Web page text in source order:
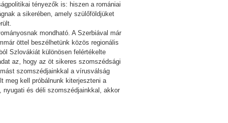
tényezők is: hiszen a romániai
a sikerében, amely szülőföldjüket
mondható. A Szerbiával már
öttel beszélhetünk közös regionális
Szlovákiát különösen felértékelte
az, hogy az öt sikeres szomszédsági
szomszédjainkkal a vírusválság
meg kell próbálnunk kiterjeszteni a
nyugati és déli szomszédjainkkal, akkor